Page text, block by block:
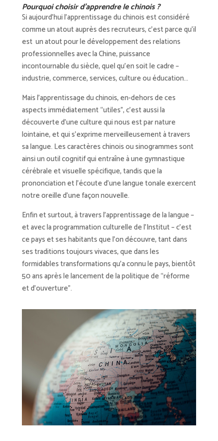
Pourquoi choisir d’apprendre le chinois ?
Si aujourd’hui l’apprentissage du chinois est considéré
comme un atout auprès des recruteurs, c’est parce qu’il
est un atout pour le développement des relations
professionnelles avec la Chine, puissance
incontournable du siècle, quel qu’en soit le cadre –
industrie, commerce, services, culture ou éducation…
Mais l’apprentissage du chinois, en-dehors de ces
aspects immédiatement “utiles”, c’est aussi la
découverte d’une culture qui nous est par nature
lointaine, et qui s’exprime merveilleusement à travers
sa langue. Les caractères chinois ou sinogrammes sont
ainsi un outil cognitif qui entraîne à une gymnastique
cérébrale et visuelle spécifique, tandis que la
prononciation et l’écoute d’une langue tonale exercent
notre oreille d’une façon nouvelle.
Enfin et surtout, à travers l’apprentissage de la langue –
et avec la programmation culturelle de l’Institut – c’est
ce pays et ses habitants que l’on découvre, tant dans
ses traditions toujours vivaces, que dans les
formidables transformations qu’a connu le pays, bientôt
50 ans après le lancement de la politique de “réforme
et d’ouverture”.